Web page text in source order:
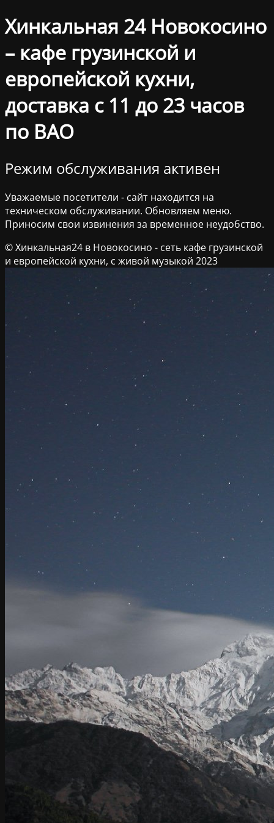
Хинкальная 24 Новокосино
– кафе грузинской и
европейской кухни,
доставка с 11 до 23 часов
по ВАО
Режим обслуживания активен
Уважаемые посетители - сайт находится на
техническом обслуживании. Обновляем меню.
Приносим свои извинения за временное неудобство.
© Хинкальная24 в Новокосино - сеть кафе грузинской
и европейской кухни, с живой музыкой 2023